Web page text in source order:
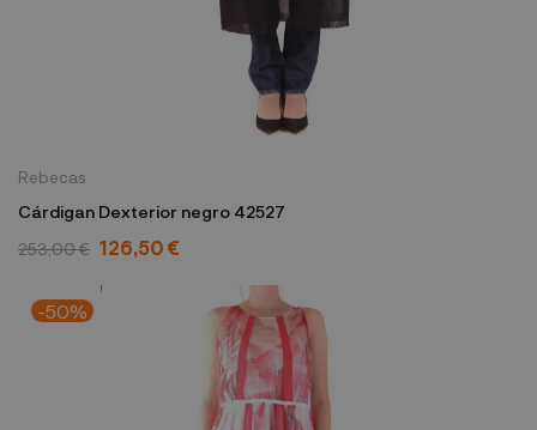
Rebecas
Cárdigan Dexterior negro 42527
253,00 € 126,50 €
-50%